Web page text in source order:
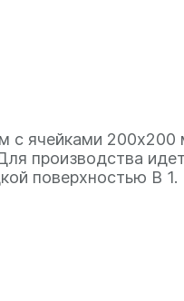
с ячейками 200х200
производства идет
поверхностью В 1.